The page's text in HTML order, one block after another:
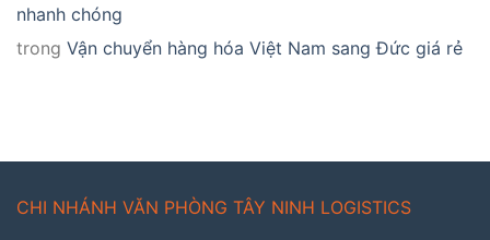
nhanh chóng
trong Vận chuyển hàng hóa Việt Nam sang Đức giá rẻ
CHI NHÁNH VĂN PHÒNG TÂY NINH LOGISTICS